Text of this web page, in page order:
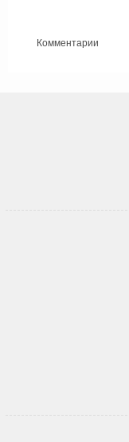
Комментарии